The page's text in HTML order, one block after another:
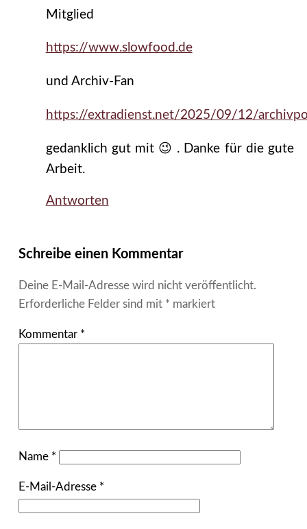
Mitglied
https://www.slowfood.de
und Archiv-Fan
https://extradienst.net/2025/09/12/
gedanklich gut mit 😉 . Danke für die gute
Arbeit.
Antworten
Schreibe einen Kommentar
Deine E-Mail-Adresse wird nicht veröffentlicht.
Erforderliche Felder sind mit * markiert
Kommentar *
Name *
E-Mail-Adresse *